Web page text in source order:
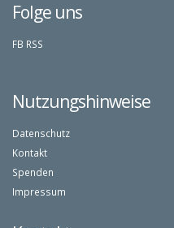
Folge uns
FB RSS
Nutzungshinweise
Datenschutz
Kontakt
Spenden
Impressum